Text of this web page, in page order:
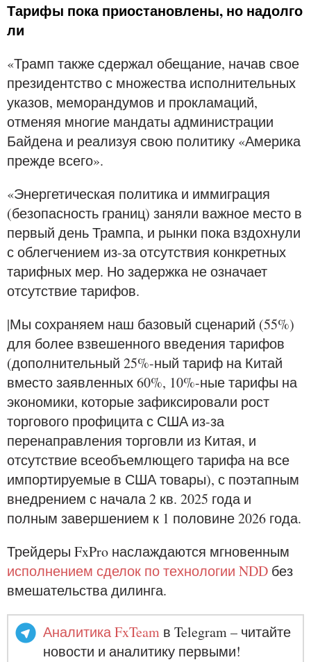
Тарифы пока приостановлены, но надолго
ли
«Трамп также сдержал обещание, начав свое
президентство с множества исполнительных
указов, меморандумов и прокламаций,
отменяя многие мандаты администрации
Байдена и реализуя свою политику «Америка
прежде всего».
«Энергетическая политика и иммиграция
(безопасность границ) заняли важное место в
первый день Трампа, и рынки пока вздохнули
с облегчением из-за отсутствия конкретных
тарифных мер. Но задержка не означает
отсутствие тарифов.
|Мы сохраняем наш базовый сценарий (55%)
для более взвешенного введения тарифов
(дополнительный 25%-ный тариф на Китай
вместо заявленных 60%, 10%-ные тарифы на
экономики, которые зафиксировали рост
торгового профицита с США из-за
перенаправления торговли из Китая, и
отсутствие всеобъемлющего тарифа на все
импортируемые в США товары), с поэтапным
внедрением с начала 2 кв. 2025 года и
полным завершением к 1 половине 2026 года.
Трейдеры FxPro наслаждаются мгновенным
исполнением сделок по технологии NDD без
вмешательства дилинга.
Аналитика FxTeam в Telegram – читайте
новости и аналитику первыми!